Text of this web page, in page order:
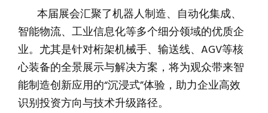
本届展会汇聚了机器人制造、自动化集成、
智能物流、工业信息化等多个细分领域的优质企
业。尤其是针对桁架机械手、输送线、AGV等核
心装备的全景展示与解决方案，将为观众带来智
能制造创新应用的“沉浸式”体验，助力企业高效
识别投资方向与技术升级路径。